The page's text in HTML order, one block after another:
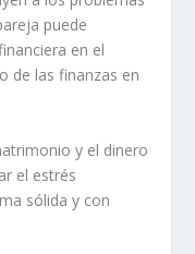
puede
en el
de las finanzas en
y el dinero
el estrés
sólida y con